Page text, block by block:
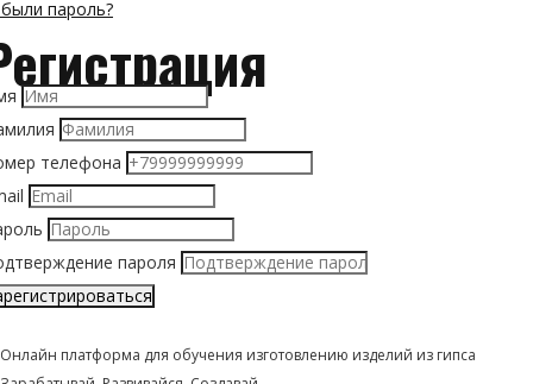
пароль?
телефона
пароля
Онлайн платформа для обучения изготовлению изделий из гипса